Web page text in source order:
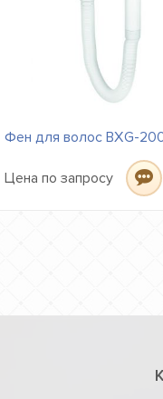
Фен для волос BXG-
Цена по запросу